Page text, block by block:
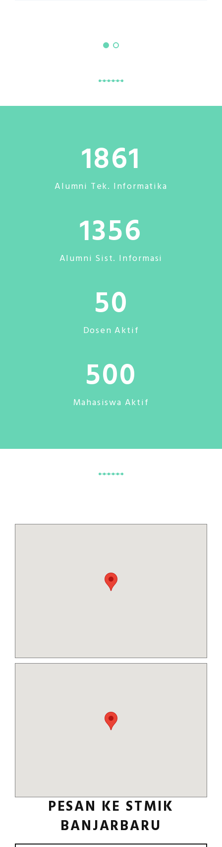
1861
Alumni Tek. Informatika
1356
Alumni Sist. Informasi
50
Dosen Aktif
500
Mahasiswa Aktif
PESAN KE STMIK
BANJARBARU